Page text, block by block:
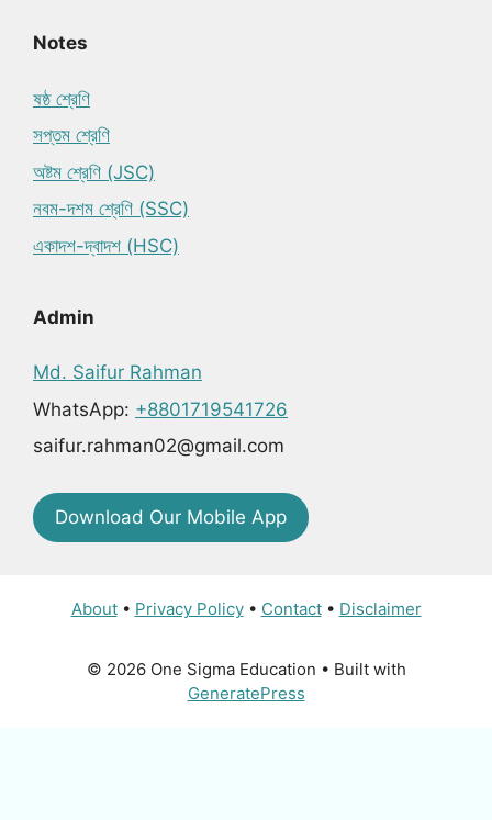
Notes
ষষ্ঠ শ্রেণি
সপ্তম শ্রেণি
অষ্টম শ্রেণি (JSC)
নবম-দশম শ্রেণি (SSC)
একাদশ-দ্বাদশ (HSC)
Admin
Md. Saifur Rahman
WhatsApp: +8801719541726
saifur.rahman02@gmail.com
Download Our Mobile App
About• Privacy Policy• Contact• Disclaimer
© 2026 One Sigma Education • Built with
GeneratePress